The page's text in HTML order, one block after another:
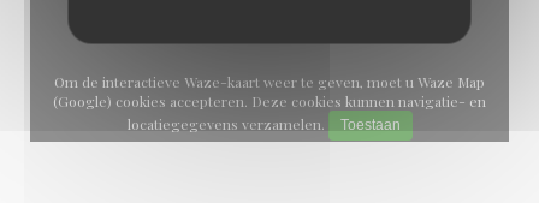
Om de interactieve Waze-kaart weer te geven, moet u Waze Map
(Google) cookies accepteren. Deze cookies kunnen navigatie- en
locatiegegevens verzamelen.
Toestaan